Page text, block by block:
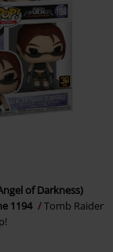
of Darkness)
1194
Tomb Raider